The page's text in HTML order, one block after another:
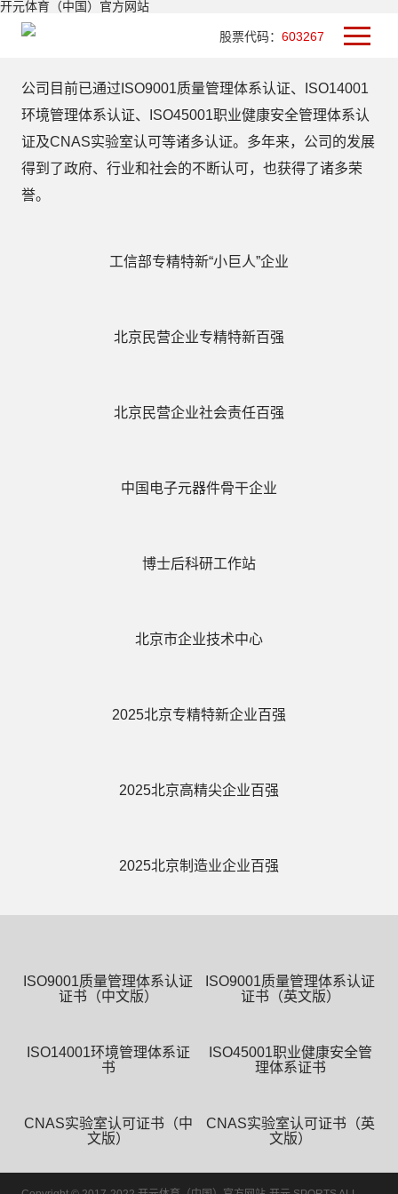
开元体育（中国）官方网站
股票代码： 603267
公司目前已通过ISO9001质量管理体系认证、ISO14001
环境管理体系认证、ISO45001职业健康安全管理体系认
证及CNAS实验室认可等诸多认证。多年来，公司的发展
得到了政府、行业和社会的不断认可，也获得了诸多荣
誉。
工信部专精特新“小巨人”企业
北京民营企业专精特新百强
北京民营企业社会责任百强
中国电子元器件骨干企业
博士后科研工作站
北京市企业技术中心
2025北京专精特新企业百强
2025北京高精尖企业百强
2025北京制造业企业百强
ISO9001质量管理体系认证
证书（中文版）
ISO9001质量管理体系认证
证书（英文版）
ISO14001环境管理体系证
书
ISO45001职业健康安全管
理体系证书
CNAS实验室认可证书（中
文版）
CNAS实验室认可证书（英
文版）